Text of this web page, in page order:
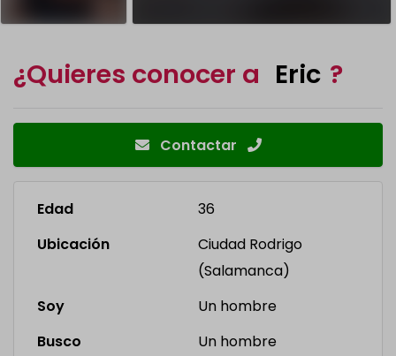
¿Quieres conocer a Eric ?
Contactar
Edad
36
Ubicación
Ciudad Rodrigo
(Salamanca)
Soy
Un hombre
Busco
Un hombre